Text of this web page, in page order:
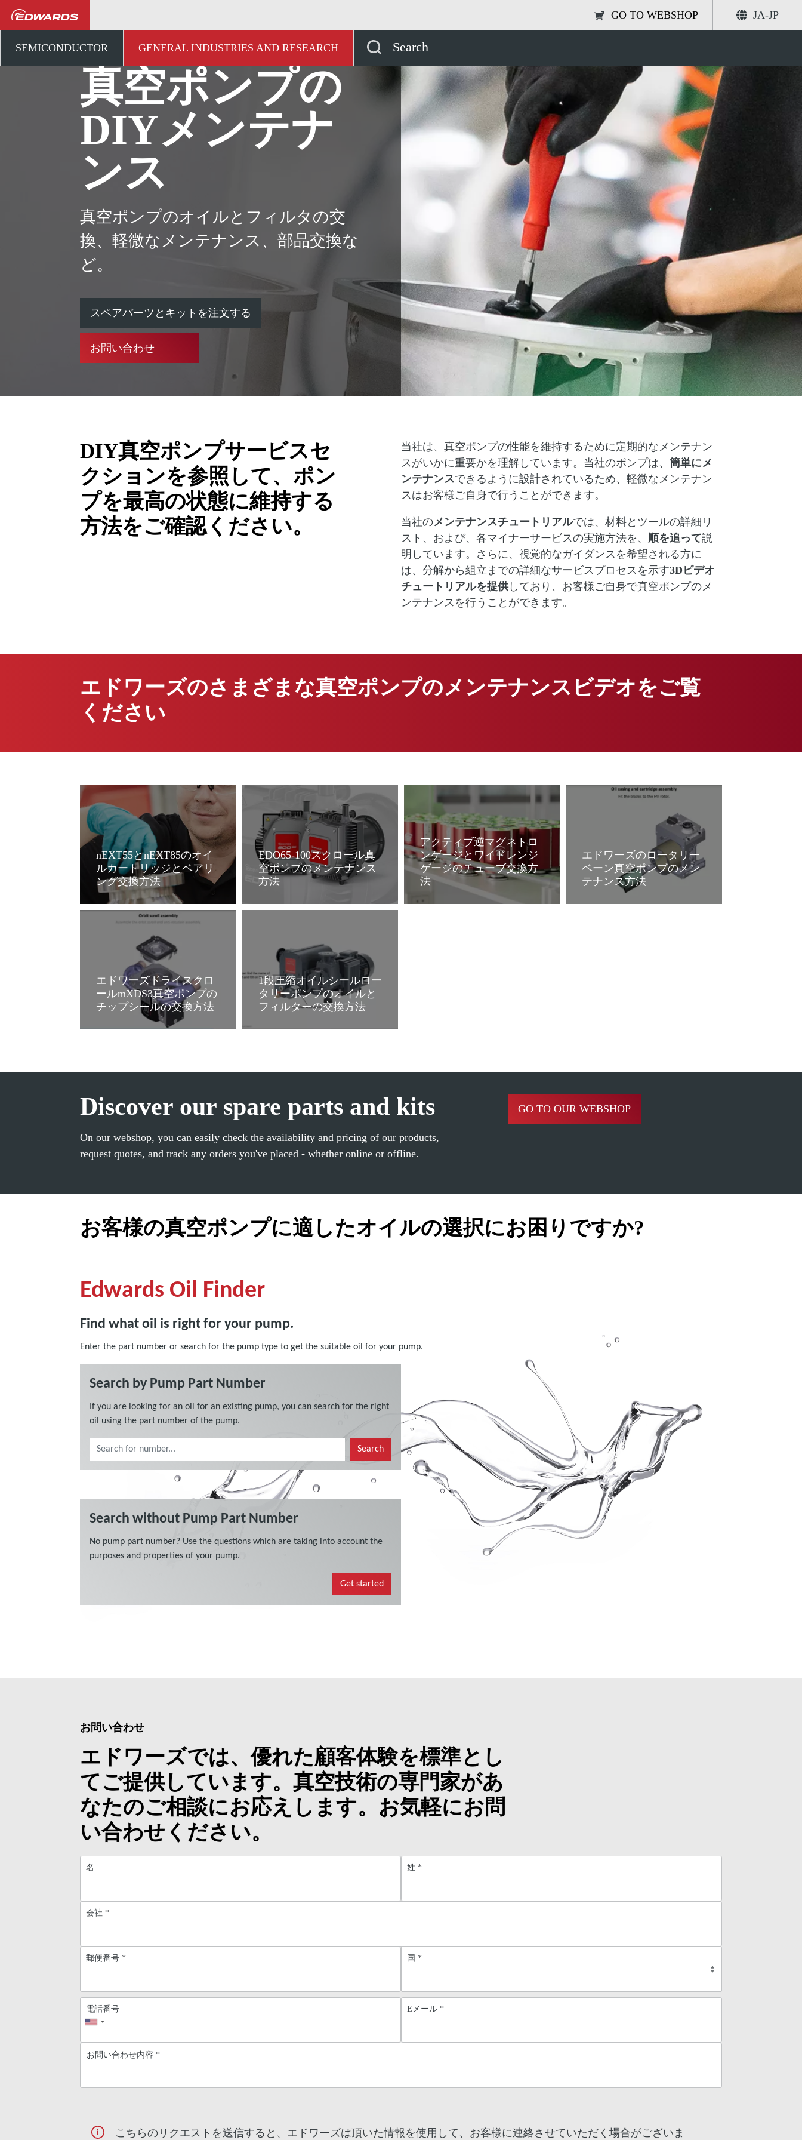
GO TO WEBSHOP JA-JP
SEMICONDUCTOR GENERAL INDUSTRIES AND RESEARCH Search
共有する
真空ポンプの
DIYメンテナ
ンス
真空ポンプのオイルとフィルタの交
換、軽微なメンテナンス、部品交換な
ど。
スペアパーツとキットを注文する
お問い合わせ
DIY真空ポンプサービスセ
クションを参照して、ポン
プを最高の状態に維持する
方法をご確認ください。
当社は、真空ポンプの性能を維持するために定期的なメンテナン
スがいかに重要かを理解しています。当社のポンプは、簡単にメ
ンテナンスできるように設計されているため、軽微なメンテナン
スはお客様ご自身で行うことができます。
当社のメンテナンスチュートリアルでは、材料とツールの詳細リ
スト、および、各マイナーサービスの実施方法を、 順を追って説
明しています。さらに、視覚的なガイダンスを希望される方に
は、分解から組立までの詳細なサービスプロセスを示す3Dビデオ
チュートリアルを提供しており、お客様ご自身で真空ポンプのメ
ンテナンスを行うことができます。
エドワーズのさまざまな真空ポンプのメンテナンスビデオをご覧
ください
nEXT55とnEXT85のオイ
ルカートリッジとベアリ
ング交換方法
EDO65-100スクロール真
空ポンプのメンテナンス
方法
アクティブ逆マグネトロ
ンゲージとワイドレンジ
ゲージのチューブ交換方
法
エドワーズのロータリー
ベーン真空ポンプのメン
テナンス方法
エドワーズドライスクロ
ールmXDS3真空ポンプの
チップシールの交換方法
1段圧縮オイルシールロー
タリーポンプのオイルと
フィルターの交換方法
Discover our spare parts and kits
On our webshop, you can easily check the availability and pricing of our products,
request quotes, and track any orders you've placed - whether online or offline.
GO TO OUR WEBSHOP
お客様の真空ポンプに適したオイルの選択にお困りですか?
お問い合わせ
エドワーズでは、優れた顧客体験を標準とし
てご提供しています。真空技術の専門家があ
なたのご相談にお応えします。お気軽にお問
い合わせください。
名 姓 *
会社 *
郵便番号 * 国 *
電話番号 Eメール *
お問い合わせ内容 *
こちらのリクエストを送信すると、エドワーズは頂いた情報を使用して、お客様に連絡させていただく場合がございま